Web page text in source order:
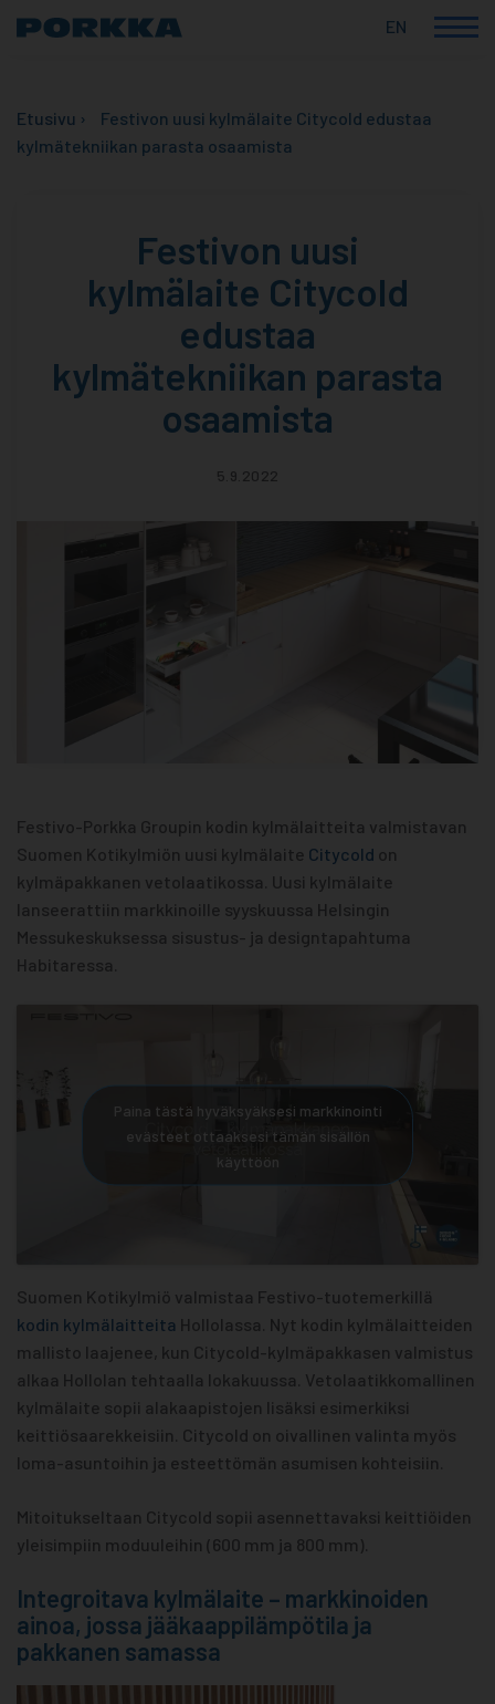
content
Korkealaatuiset
EN
Etusivu ›
Festivon uusi kylmälaite Citycold edustaa
kylmätekniikan parasta osaamista
Festivon uusi
kylmälaite Citycold
edustaa
kylmätekniikan parasta
osaamista
5.9.2022
Festivo-Porkka Groupin kodin kylmälaitteita valmistavan
Suomen Kotikylmiön uusi kylmälaite Citycold on
kylmäpakkanen vetolaatikossa. Uusi kylmälaite
lanseerattiin markkinoille syyskuussa Helsingin
Messukeskuksessa sisustus- ja designtapahtuma
Habitaressa.
Paina tästä hyväksyäksesi markkinointi
evästeet ottaaksesi tämän sisällön
käyttöön
Suomen Kotikylmiö valmistaa Festivo-tuotemerkillä
kodin kylmälaitteita Hollolassa. Nyt kodin kylmälaitteiden
mallisto laajenee, kun Citycold-kylmäpakkasen valmistus
alkaa Hollolan tehtaalla lokakuussa. Vetolaatikkomallinen
kylmälaite sopii alakaapistojen lisäksi esimerkiksi
keittiösaarekkeisiin. Citycold on oivallinen valinta myös
loma-asuntoihin ja esteettömän asumisen kohteisiin.
Mitoitukseltaan Citycold sopii asennettavaksi keittiöiden
yleisimpiin moduuleihin (600 mm ja 800 mm).
Integroitava kylmälaite –­ markkinoiden
ainoa, jossa jääkaappilämpötila ja
pakkanen samassa